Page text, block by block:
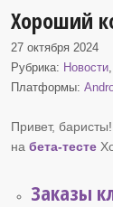
Хороший
27 октября 2024
Рубрика: Новости
Платформы:
Привет,
набета-тесте
Заказы